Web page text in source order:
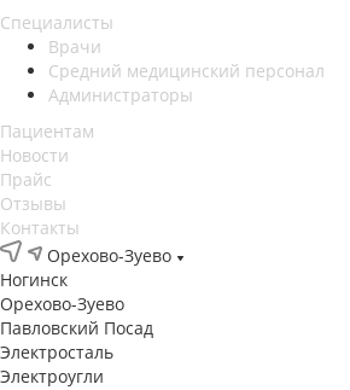
Специалисты
Врачи
Средний медицинский персонал
Администраторы
Пациентам
Новости
Прайс
Отзывы
Контакты
Орехово-Зуево
Ногинск
Орехово-Зуево
Павловский Посад
Электросталь
Электроугли